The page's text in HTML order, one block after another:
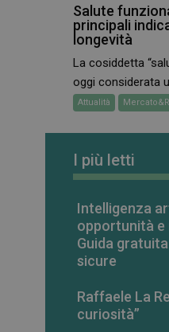
Salute
principali
longevità
La cosiddetta
oggi considerata
Attualità
I più letti
Intelligenza
opportunità e
Guida
sicure
Raffaele La
curiosità”